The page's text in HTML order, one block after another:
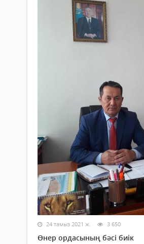
24 тамыз 2021 ж. 3 650
Өнер ордасының бәсі биік